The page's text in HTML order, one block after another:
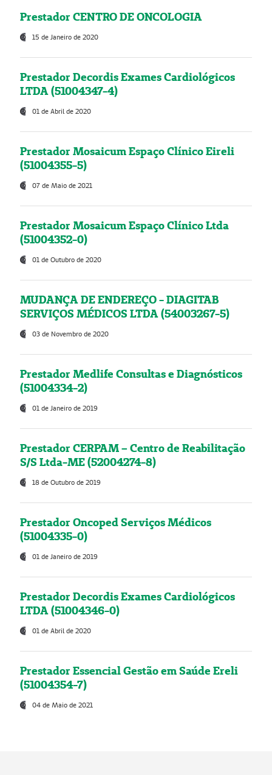
Prestador CENTRO DE ONCOLOGIA
15 de Janeiro de 2020
Prestador Decordis Exames Cardiológicos
LTDA (51004347-4)
01 de Abril de 2020
Prestador Mosaicum Espaço Clínico Eireli
(51004355-5)
07 de Maio de 2021
Prestador Mosaicum Espaço Clínico Ltda
(51004352-0)
01 de Outubro de 2020
MUDANÇA DE ENDEREÇO - DIAGITAB
SERVIÇOS MÉDICOS LTDA (54003267-5)
03 de Novembro de 2020
Prestador Medlife Consultas e Diagnósticos
(51004334-2)
01 de Janeiro de 2019
Prestador CERPAM – Centro de Reabilitação
S/S Ltda-ME (52004274-8)
18 de Outubro de 2019
Prestador Oncoped Serviços Médicos
(51004335-0)
01 de Janeiro de 2019
Prestador Decordis Exames Cardiológicos
LTDA (51004346-0)
01 de Abril de 2020
Prestador Essencial Gestão em Saúde Ereli
(51004354-7)
04 de Maio de 2021